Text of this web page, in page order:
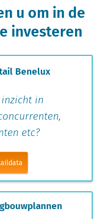
u om in de
investeren
Benelux
in
etc?